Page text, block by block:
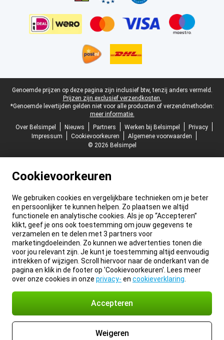
Juridische voettekst
Genoemde prijzen op deze pagina zijn inclusief btw, tenzij anders vermeld.
Prijzen zijn exclusief verzendkosten.
*Genoemde levertijden gelden niet voor alle producten of verzendmethoden:
meer informatie.
Over Belsimpel
Nieuws Partners Werken bij Belsimpel
Privacy
Impressum
Cookievoorkeuren
Algemene voorwaarden
© 2026 Belsimpel
Cookievoorkeuren
We gebruiken cookies en vergelijkbare technieken om je beter
en persoonlijker te kunnen helpen. Zo plaatsen we altijd
functionele en analytische cookies. Als je op “Accepteren”
klikt, geef je ons ook toestemming om jouw gegevens te
verzamelen en te delen met 3 partners voor
marketingdoeleinden. Zo kunnen we advertenties tonen die
voor jou relevant zijn. Je kunt je toestemming altijd eenvoudig
intrekken of wijzigen. Scroll hiervoor naar de onderkant van de
pagina en klik in de footer op 'Cookievoorkeuren'. Lees meer
over onze cookies in onze privacy- en cookieverklaring
Accepteren
Weigeren